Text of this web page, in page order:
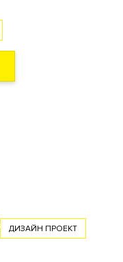
ДИЗАЙН ПРОЕКТ